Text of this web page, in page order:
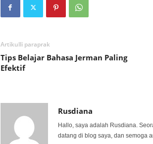
Artikulli paraprak
Tips Belajar Bahasa Jerman Paling
Efektif
Rusdiana
Hallo, saya adalah Rusdiana.
datang di blog saya, dan semoga